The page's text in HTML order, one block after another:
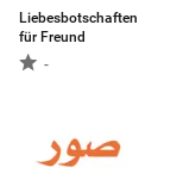
Liebesbotschaften
für Freund
-